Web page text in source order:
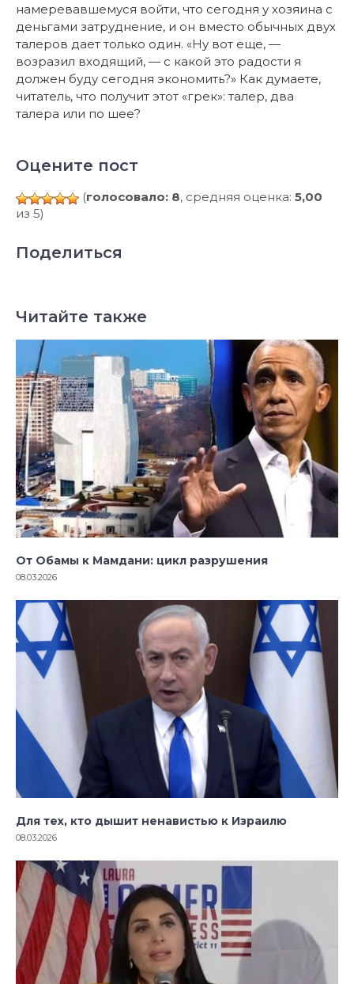
намеревавшемуся войти, что сегодня у хозяина с
деньгами затруднение, и он вместо обычных двух
талеров дает только один. «Ну вот еще, —
возразил входящий, — с какой это радости я
должен буду сегодня экономить?» Как думаете,
читатель, что получит этот «грек»: талер, два
талера или по шее?
Оцените пост
(голосовало: 8, средняя оценка: 5,00
из 5)
Поделиться
Читайте также
От Обамы к Мамдани: цикл разрушения
08.03.2026
Для тех, кто дышит ненавистью к Израилю
08.03.2026